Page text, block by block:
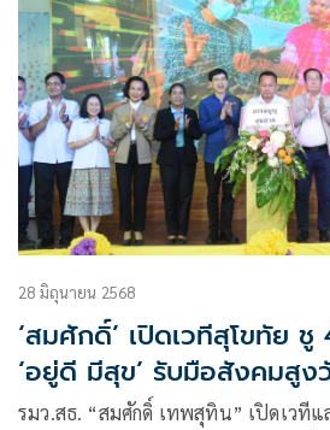
28 มิถุนายน 2568
‘สมศักดิ์’ เปิดเวทีสุโขทัย
‘อยู่ดี มีสุข’ รับมือสังคมสู
เตียง
รมว.สธ. “สมศักดิ์ เทพสุทิน” เปิดเวทีแ